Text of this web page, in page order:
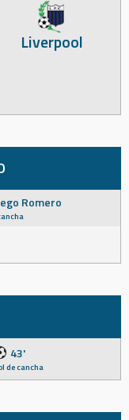
Liverpool
Romero
43'
de cancha